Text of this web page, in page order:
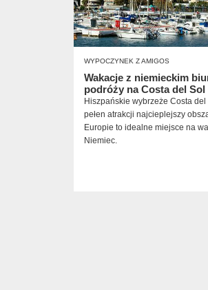
WYPOCZYNEK Z AMIGOS
Wakacje z niemieckim
podróży na Costa del Sol
Hiszpańskie wybrzeże Costa
pełen atrakcji najcieplejszy
Europie to idealne miejsce na
Niemiec.